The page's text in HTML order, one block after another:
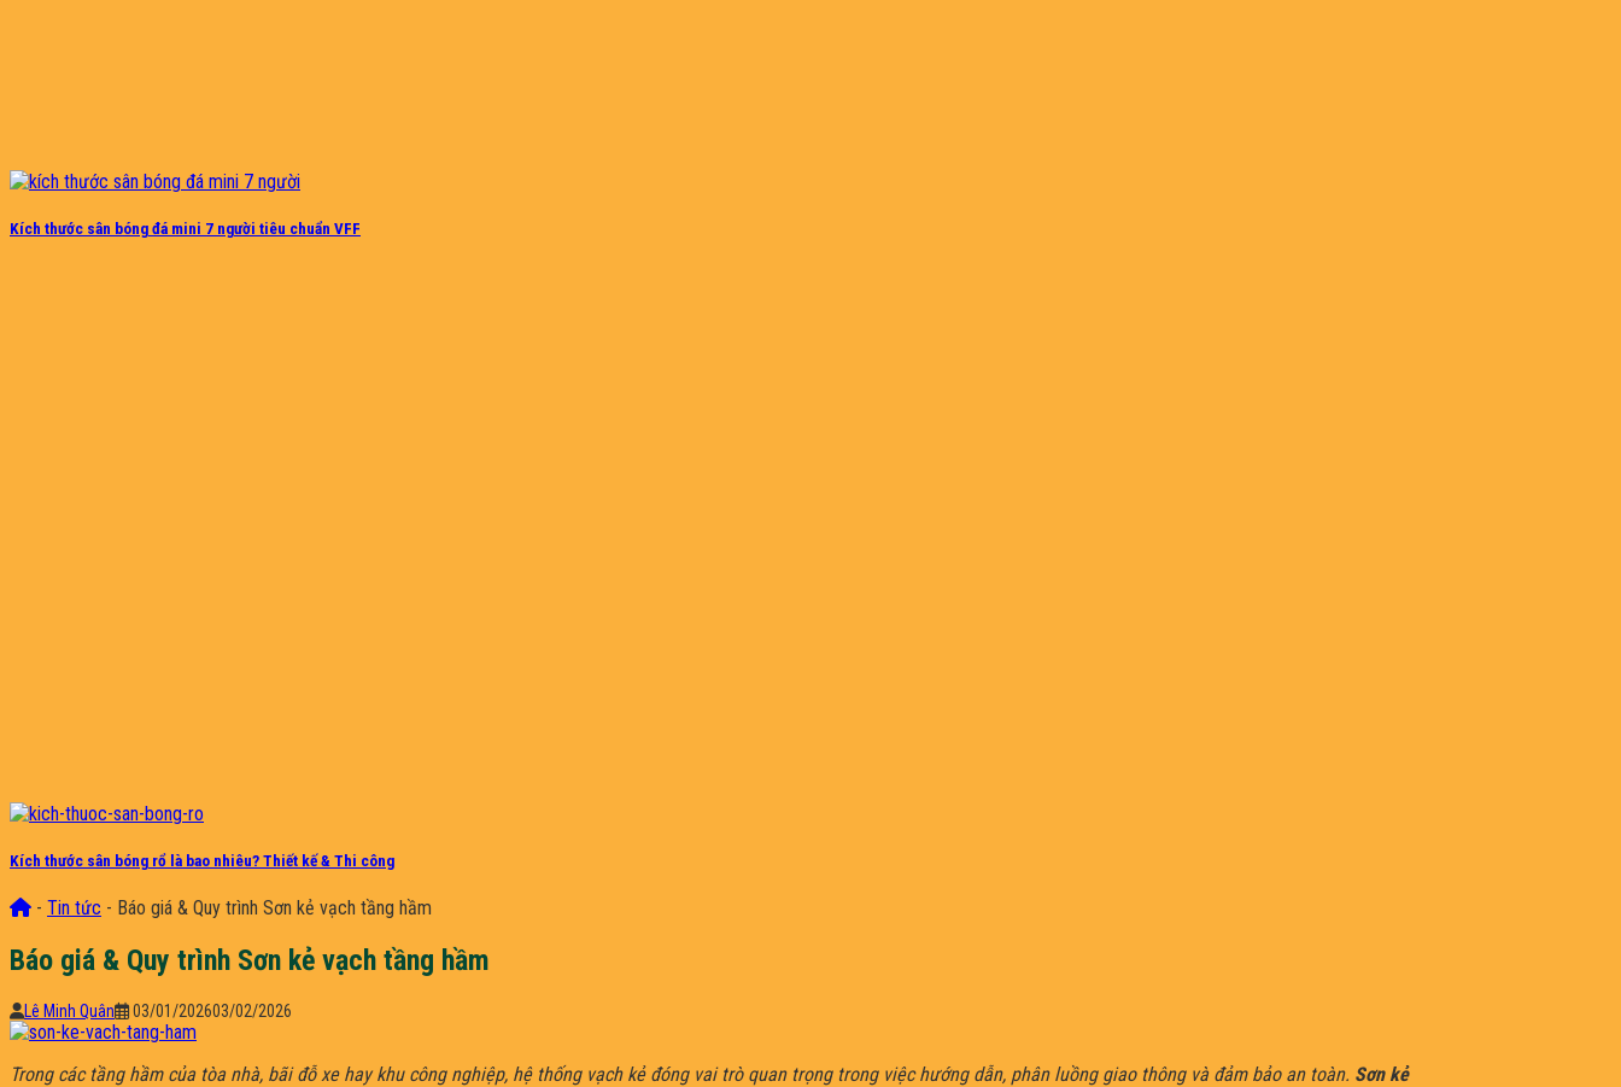
Kích thước sân bóng đá mini 7 người tiêu chuẩn VFF
Kích thước sân bóng rổ là bao nhiêu? Thiết kế & Thi công
- Tin tức - Báo giá & Quy trình Sơn kẻ vạch tầng hầm
Báo giá & Quy trình Sơn kẻ vạch tầng hầm
Lê Minh Quân 03/01/202603/02/2026
Trong các tầng hầm của tòa nhà, bãi đỗ xe hay khu công nghiệp, hệ thống vạch kẻ đóng vai trò quan trọng trong việc hướng dẫn, phân luồng giao thông và đảm bảo an toàn. Sơn kẻ